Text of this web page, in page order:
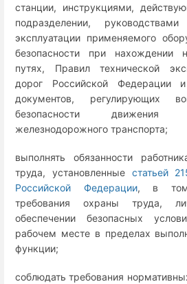
станции, инструкциями,
подразделении,
эксплуатации применяемого
безопасности при нахождении
путях, Правил технической
дорог Российской Федерации
документов, регулирующих
безопасности движения
железнодорожного транспорта;
выполнять обязанности
труда, установленные статьей
Российской Федерации, в том
требования охраны труда,
обеспечении безопасных
рабочем месте в пределах
функции;
соблюдать требования